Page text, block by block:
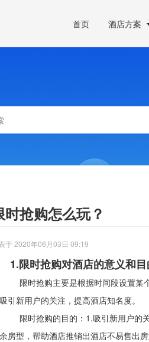
首页 酒店方案
时抢购怎么玩？
于 2020年06月03日 09:19
1.限时抢购对酒店的意义和目
抢购主要是根据时间段设置某个房
引新用户的关注，提高酒店知名度。
抢购的目的：1.吸引新用户的关注
房型，帮助酒店推销出酒店不易售出